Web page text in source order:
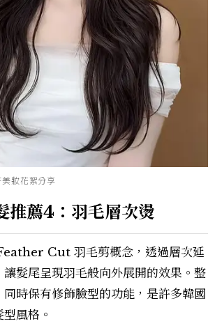
妝花絮分享
推薦4：羽毛層次燙
Cut 羽毛剪概念，透過層次延
髮尾呈現羽毛般向外展開的效果。整
時保有修飾臉型的功能，是許多韓國
風格。